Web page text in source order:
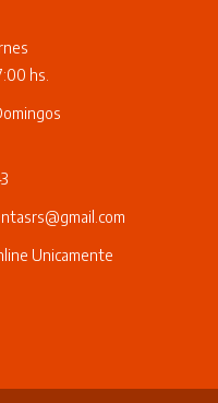
hs.
Unicamente